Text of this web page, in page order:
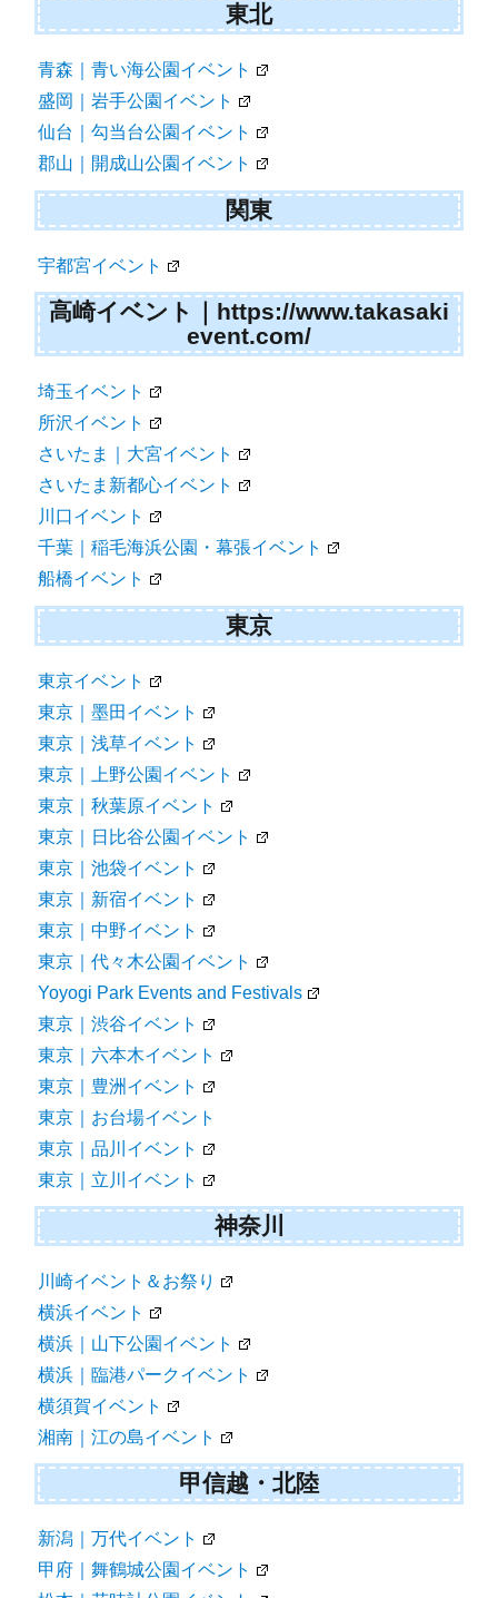
東北
青森｜青い海公園イベント
盛岡｜岩手公園イベント
仙台｜勾当台公園イベント
郡山｜開成山公園イベント
関東
宇都宮イベント
高崎イベント｜https://www.takasaki
event.com/
埼玉イベント
所沢イベント
さいたま｜大宮イベント
さいたま新都心イベント
川口イベント
千葉｜稲毛海浜公園・幕張イベント
船橋イベント
東京
東京イベント
東京｜墨田イベント
東京｜浅草イベント
東京｜上野公園イベント
東京｜秋葉原イベント
東京｜日比谷公園イベント
東京｜池袋イベント
東京｜新宿イベント
東京｜中野イベント
東京｜代々木公園イベント
Yoyogi Park Events and Festivals
東京｜渋谷イベント
東京｜六本木イベント
東京｜豊洲イベント
東京｜お台場イベント
東京｜品川イベント
東京｜立川イベント
神奈川
川崎イベント＆お祭り
横浜イベント
横浜｜山下公園イベント
横浜｜臨港パークイベント
横須賀イベント
湘南｜江の島イベント
甲信越・北陸
新潟｜万代イベント
甲府｜舞鶴城公園イベント